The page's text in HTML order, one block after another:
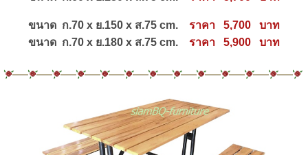
ขนาด ก.70 x ย.150 x ส.75 cm. ราคา 5,700 บาท
ขนาด ก.70 x ย.180 x ส.75 cm. ราคา 5,900 บาท